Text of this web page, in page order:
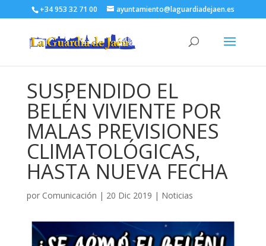
+34 953 32 71 00 ayuntamiento@laguardiadejaen.es
SUSPENDIDO EL
BELÉN VIVIENTE POR
MALAS PREVISIONES
CLIMATOLÓGICAS,
HASTA NUEVA FECHA
por Comunicación | 20 Dic 2019 | Noticias